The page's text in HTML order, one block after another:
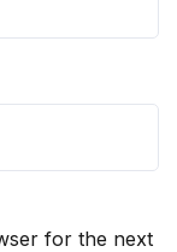
for the next